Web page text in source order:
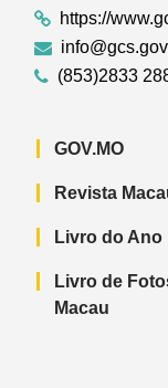
https://
(853)2833
GOV.MO
Revista
Livro do Ano
Livro de
Macau